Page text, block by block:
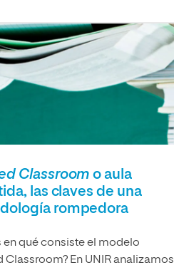
Classroom o aula
las claves de una
rompedora
en qué consiste el modelo
Classroom? En UNIR analizamos